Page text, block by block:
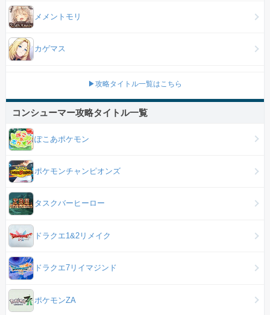
メメントモリ
カゲマス
▶攻略タイトル一覧はこちら
コンシューマー攻略タイトル一覧
ぽこあポケモン
ポケモンチャンピオンズ
タスクバーヒーロー
ドラクエ1&2リメイク
ドラクエ7リイマジンド
ポケモンZA